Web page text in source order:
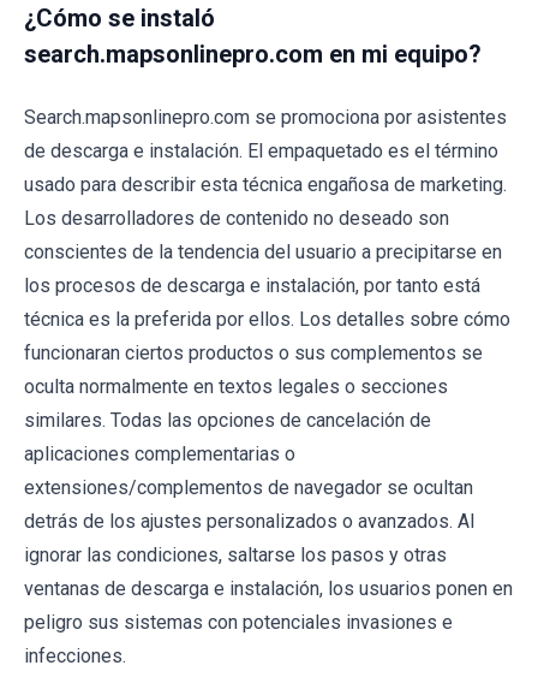
¿Cómo se instaló
search.mapsonlinepro.com en mi equipo?
Search.mapsonlinepro.com se promociona por asistentes
de descarga e instalación. El empaquetado es el término
usado para describir esta técnica engañosa de marketing.
Los desarrolladores de contenido no deseado son
conscientes de la tendencia del usuario a precipitarse en
los procesos de descarga e instalación, por tanto está
técnica es la preferida por ellos. Los detalles sobre cómo
funcionaran ciertos productos o sus complementos se
oculta normalmente en textos legales o secciones
similares. Todas las opciones de cancelación de
aplicaciones complementarias o
extensiones/complementos de navegador se ocultan
detrás de los ajustes personalizados o avanzados. Al
ignorar las condiciones, saltarse los pasos y otras
ventanas de descarga e instalación, los usuarios ponen en
peligro sus sistemas con potenciales invasiones e
infecciones.